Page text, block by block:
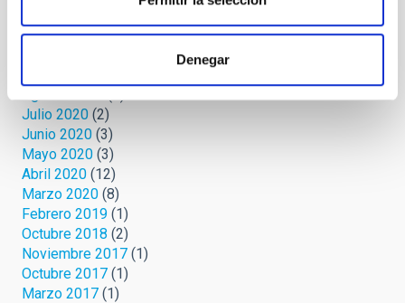
Denegar
Noviembre 2020(2)
Julio 2020 (2)
Junio 2020 (3)
Mayo 2020 (3)
Abril 2020 (12)
Marzo 2020 (8)
Febrero 2019 (1)
Octubre 2018 (2)
Noviembre 2017 (1)
Octubre 2017 (1)
Marzo 2017 (1)